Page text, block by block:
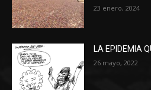
23 enero, 2024
LA EPIDEMIA
26 mayo, 2022